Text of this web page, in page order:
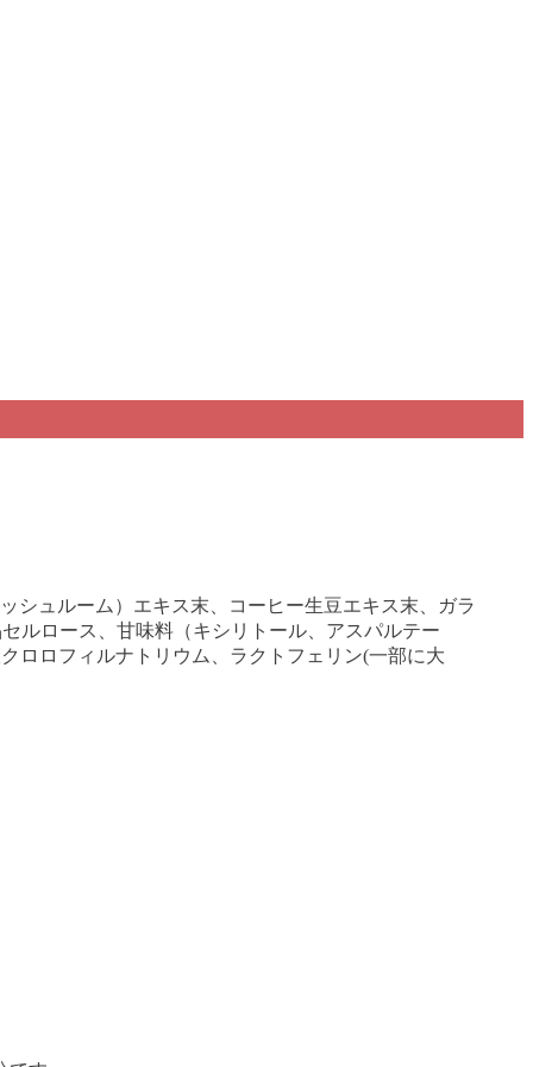
シュルーム）エキス末、コーヒー生豆エキス末、ガラ
ルロース、甘味料（キシリトール、アスパルテー
ロロフィルナトリウム、ラクトフェリン(一部に大